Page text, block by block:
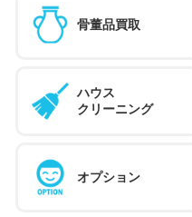
骨董品買取
ハウス
クリーニング
オプション